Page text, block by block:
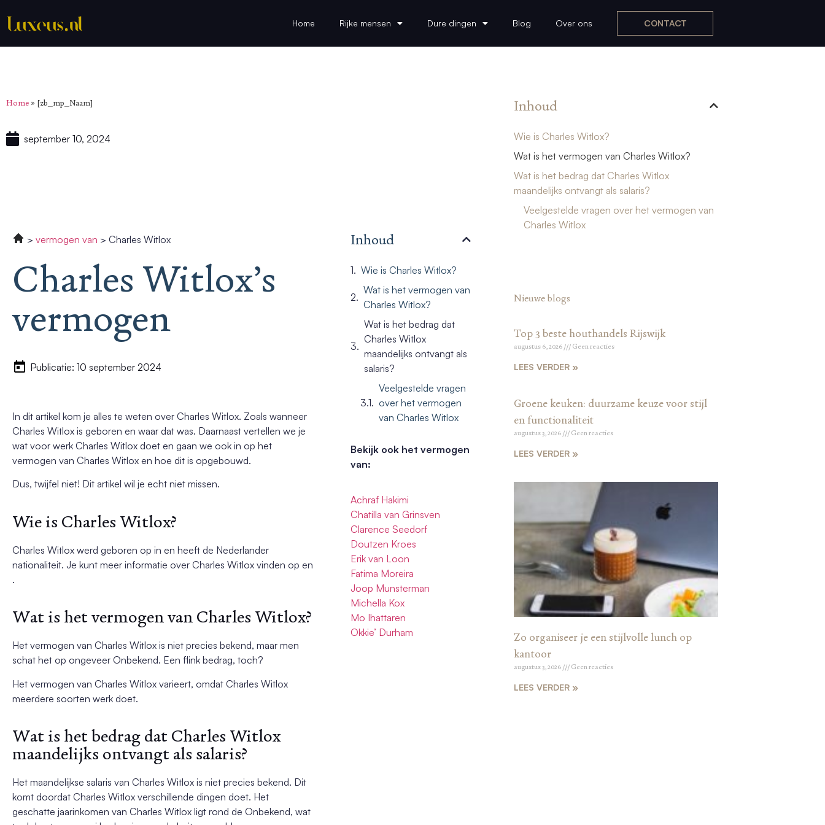
Home Rijke mensen Dure dingen Blog Over ons CONTACT
Home » [zb_mp_Naam]
september 10, 2024
vermogen van Charles Witlox
Charles Witlox’s
vermogen
Publicatie: 10 september 2024
In dit artikel kom je alles te weten over Charles Witlox. Zoals wanneer
Charles Witlox is geboren en waar dat was. Daarnaast vertellen we je
wat voor werk Charles Witlox doet en gaan we ook in op het
vermogen van Charles Witlox en hoe dit is opgebouwd.
Dus, twijfel niet! Dit artikel wil je echt niet missen.
Wie is Charles Witlox?
Charles Witlox werd geboren op in en heeft de Nederlander
nationaliteit. Je kunt meer informatie over Charles Witlox vinden op en
.
Wat is het vermogen van Charles Witlox?
Het vermogen van Charles Witlox is niet precies bekend, maar men
schat het op ongeveer Onbekend. Een flink bedrag, toch?
Het vermogen van Charles Witlox varieert, omdat Charles Witlox
meerdere soorten werk doet.
Wat is het bedrag dat Charles Witlox
maandelijks ontvangt als salaris?
Het maandelijkse salaris van Charles Witlox is niet precies bekend. Dit
komt doordat Charles Witlox verschillende dingen doet. Het
geschatte jaarinkomen van Charles Witlox ligt rond de Onbekend, wat
Inhoud
Wie is Charles Witlox?
Wat is het vermogen van
Charles Witlox?
Wat is het bedrag dat
Charles Witlox
maandelijks ontvangt als
salaris?
Veelgestelde vragen
over het vermogen
van Charles Witlox
Bekijk ook het vermogen
van:
Achraf Hakimi
Chatilla van Grinsven
Clarence Seedorf
Doutzen Kroes
Erik van Loon
Fatima Moreira
Joop Munsterman
Michella Kox
Mo Ihattaren
Okkie’ Durham
Inhoud
Wie is Charles Witlox?
Wat is het vermogen van Charles Witlox?
Wat is het bedrag dat Charles Witlox
maandelijks ontvangt als salaris?
Veelgestelde vragen over het vermogen van
Charles Witlox
Nieuwe blogs
Top 3 beste houthandels Rijswijk
augustus 6, 2026 Geen reacties
LEES VERDER »
Groene keuken: duurzame keuze voor stijl
en functionaliteit
augustus 3, 2026 Geen reacties
LEES VERDER »
Zo organiseer je een stijlvolle lunch op
kantoor
augustus 3, 2026 Geen reacties
LEES VERDER »